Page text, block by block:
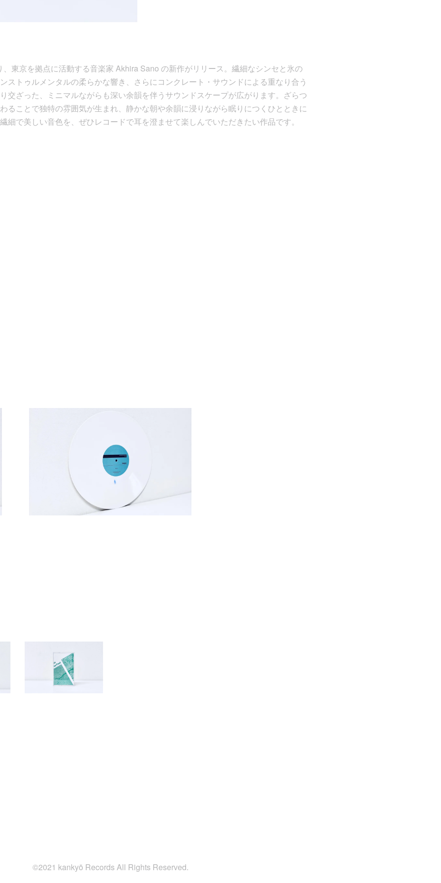
東京を拠点に活動する音楽家 Akhira Sano の新作がリリース。繊細なシンセと氷の
ストゥルメンタルの柔らかな響き、さらにコンクレート・サウンドによる重なり合う
交ざった、ミニマルながらも深い余韻を伴うサウンドスケープが広がります。ざらつ
ることで独特の雰囲気が生まれ、静かな朝や余韻に浸りながら眠りにつくひとときに
細で美しい音色を、ぜひレコードで耳を澄ませて楽しんでいただきたい作品です。
©2021 kankyō Records All Rights Reserved.